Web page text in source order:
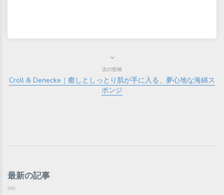
次の投稿
Croll & Denecke｜癒しとしっとり肌が手に入る、夢心地な海綿ス
ポンジ
最新の記事